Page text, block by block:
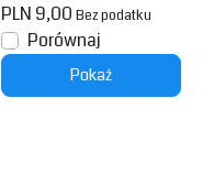
PLN 9,00 Bez podatku
Porównaj
Pokaż